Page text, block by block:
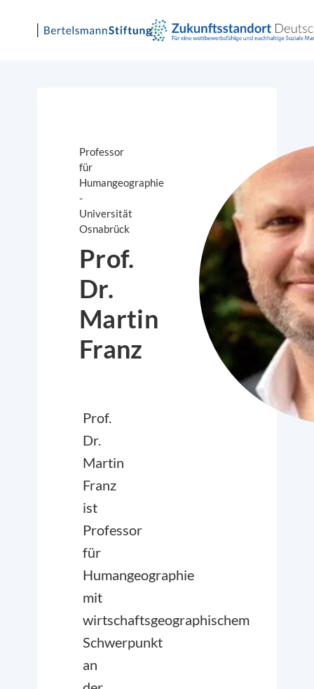
Professor
für
Humangeographie
-
Universität
Osnabrück
Prof.
Dr.
Martin
Franz
Prof.
Dr.
Martin
Franz
ist
Professor
für
Humangeographie
mit
wirtschaftsgeographischem
Schwerpunkt
an